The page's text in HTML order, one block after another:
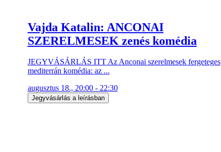
Vajda Katalin: ANCONAI
SZERELMESEK zenés komédia
JEGYVÁSÁRLÁS ITT Az Anconai szerelmesek fergeteges
mediterrán komédia: az ...
augusztus 18., 20:00 - 22:30
Jegyvásárlás a leírásban